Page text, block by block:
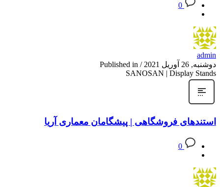
0
admin
دوشنبه, 26 آوریل 2021
/
Published in
SANOSAN | Display Stands
استندهای فروشگاهی | پیشگامان معماری آریا
0